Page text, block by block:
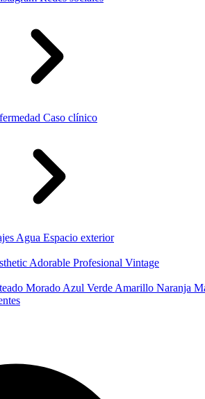
Caso clínico
Agua Espacio exterior
Adorable Profesional Vintage
Morado Azul Verde Amarillo Naranja